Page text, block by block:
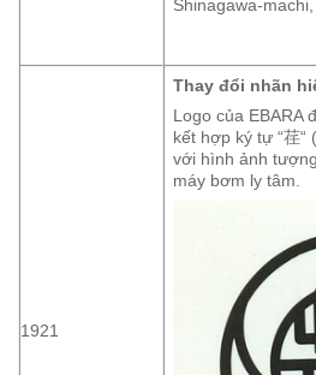
Shinagawa-
1921
Thay đổi nhãn
Logo của EBARA
kết hợp ký tự “荏“
với hình ảnh
máy bơm ly tâm.